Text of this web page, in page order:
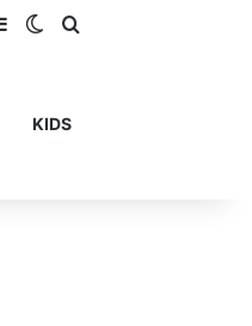
Sidebar (barre latérale)
Switch skin
KIDS